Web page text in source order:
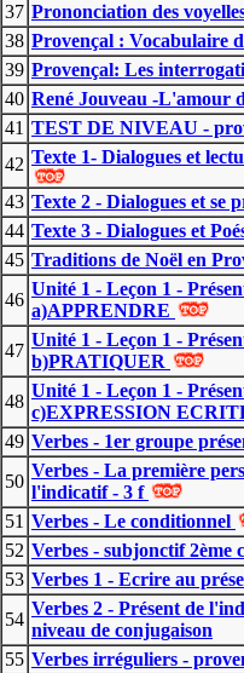
37 Prononciation des
38 Provençal : Vocabulaire
39 Provençal: Les
40 René Jouveau -L'amour
41 TEST DE NIVEAU -
42 Texte 1- Dialogues et
43 Texte 2 - Dialogues et se
44 Texte 3 - Dialogues et
45 Traditions de Noël en
46
Unité 1 - Leçon 1 -
a)APPRENDRE
47
Unité 1 - Leçon 1 -
b)PRATIQUER
48
Unité 1 - Leçon 1 -
c)EXPRESSION
49 Verbes - 1er groupe
50
Verbes - La première
l'indicatif - 3 f
51 Verbes - Le conditionnel
52 Verbes - subjonctif 2ème
53 Verbes 1 - Ecrire au
54
Verbes 2 - Présent de
niveau de conjugaison
55 Verbes irréguliers -